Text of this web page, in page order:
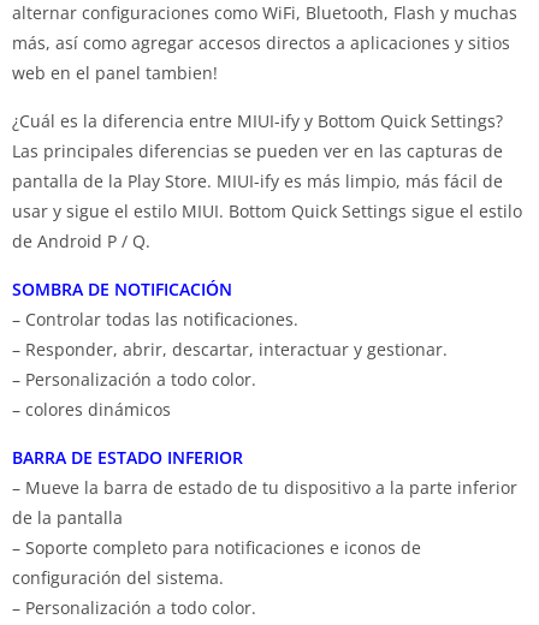
alternar configuraciones como WiFi, Bluetooth, Flash y muchas
más, así como agregar accesos directos a aplicaciones y sitios
web en el panel tambien!
¿Cuál es la diferencia entre MIUI-ify y Bottom Quick Settings?
Las principales diferencias se pueden ver en las capturas de
pantalla de la Play Store. MIUI-ify es más limpio, más fácil de
usar y sigue el estilo MIUI. Bottom Quick Settings sigue el estilo
de Android P / Q.
SOMBRA DE NOTIFICACIÓN
– Controlar todas las notificaciones.
– Responder, abrir, descartar, interactuar y gestionar.
– Personalización a todo color.
– colores dinámicos
BARRA DE ESTADO INFERIOR
– Mueve la barra de estado de tu dispositivo a la parte inferior
de la pantalla
– Soporte completo para notificaciones e iconos de
configuración del sistema.
– Personalización a todo color.